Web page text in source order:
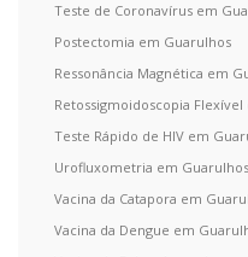
Teste de Coronavírus em
Postectomia em Guarulhos
Ressonância Magnética em
Retossigmoidoscopia
Teste Rápido de HIV em
Urofluxometria em Guarulhos
Vacina da Catapora em
Vacina da Dengue em